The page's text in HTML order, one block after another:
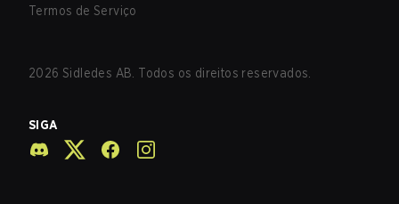
Termos de Serviço
2026 Sidledes AB. Todos os direitos reservados.
SIGA